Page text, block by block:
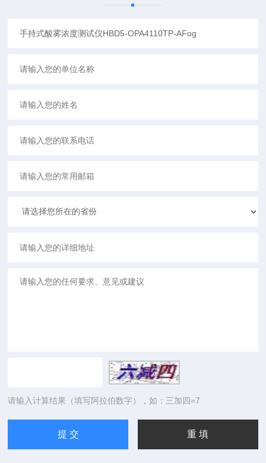
请输入计算结果（填写阿拉伯数字），如：三加四=7